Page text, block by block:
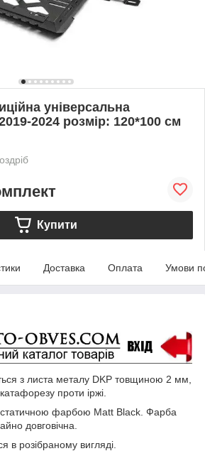
універсальна
2024 розмір: 120*100 см
Купити
Доставка Оплата Умови
з листа металу DKP товщиною 2 мм,
проти іржі.
фарбою Matt Black. Фарба
довговічна.
в розібраному вигляді.